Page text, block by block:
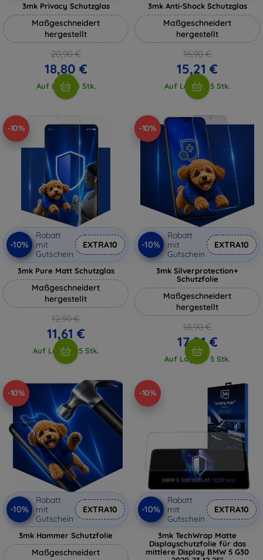
3mk Privacy Schutzglas
Maßgeschneidert
hergestellt
20,90 €
18,80 €
Auf Lager 3 Stk.
3mk Anti-Shock Schutzglas
Maßgeschneidert
hergestellt
16,90 €
15,21 €
Auf Lager > 5 Stk.
-10%
-10%
Rabatt
mit
Gutschein
EXTRA10
3mk Pure Matt Schutzglas
Maßgeschneidert
hergestellt
12,90 €
11,61 €
Auf Lager > 5 Stk.
-10%
-10%
Rabatt
mit
Gutschein
EXTRA10
3mk Silverprotection+
Schutzfolie
Maßgeschneidert
hergestellt
18,90 €
17,01 €
Auf Lager > 5 Stk.
-10%
-10%
Rabatt
mit
Gutschein
EXTRA10
3mk Hammer Schutzfolie
Maßgeschneidert
-10%
-10%
Rabatt
mit
Gutschein
EXTRA10
3mk TechWrap Matte
Displayschutzfolie für das
mittlere Display BMW 5 G30